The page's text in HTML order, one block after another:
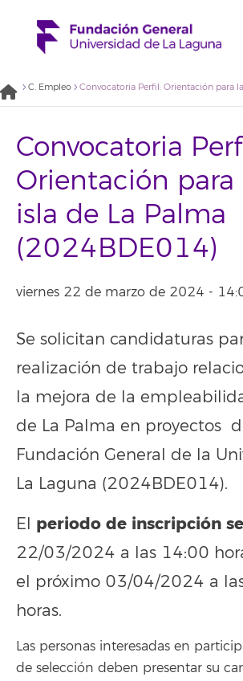
C. Empleo
Convocatoria
Orientación para
isla de La Palma
(2024BDE014)
viernes 22 de marzo de 2024 -
Se solicitan candidaturas
realización de trabajo
la mejora de la
de La Palma en proyectos
Fundación General de la
La Laguna (2024BDE014).
El periodo de inscripción
22/03/2024 a las 14:00
el próximo 03/04/2024 a
horas.
Las personas interesadas en
de selección deben presentar su